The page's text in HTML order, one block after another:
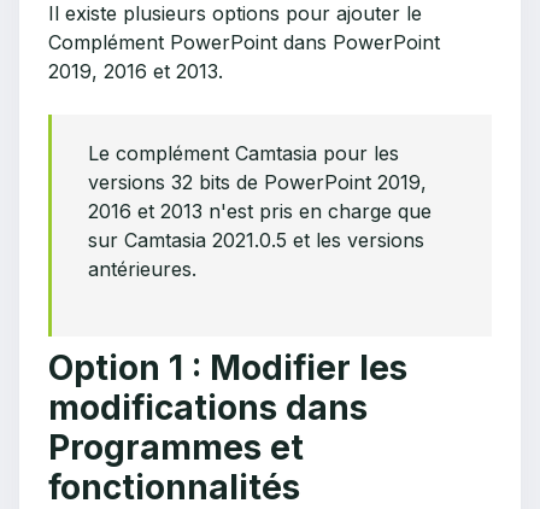
Il existe plusieurs options pour ajouter le
Complément PowerPoint dans PowerPoint
2019, 2016 et 2013.
Le complément Camtasia pour les
versions 32 bits de PowerPoint 2019,
2016 et 2013 n'est pris en charge que
sur Camtasia 2021.0.5 et les versions
antérieures.
Option 1 : Modifier les
modifications dans
Programmes et
fonctionnalités